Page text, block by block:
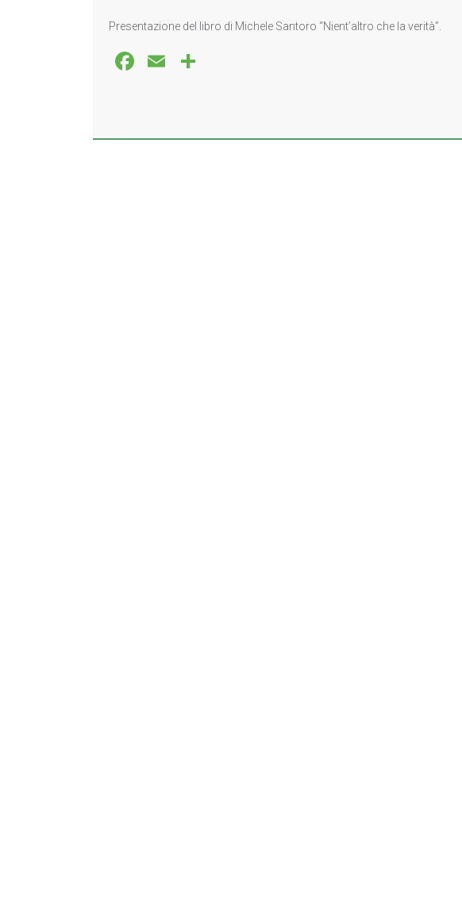
Presentazione del libro di Michele Santoro “Nient’altro che la verità”.
Facebook
Email